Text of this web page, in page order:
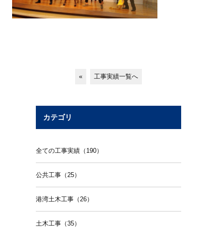
« 工事実績一覧へ
カテゴリ
全ての工事実績（190）
公共工事（25）
港湾土木工事（26）
土木工事（35）